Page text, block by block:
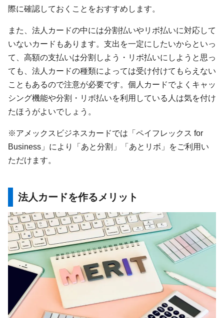
際に確認しておくことをおすすめします。
また、法人カードの中には分割払いやリボ払いに対応して
いないカードもあります。支出を一定にしたいからといっ
て、高額の支払いは分割しよう・リボ払いにしようと思っ
ても、法人カードの種類によっては受け付けてもらえない
こともあるので注意が必要です。個人カードでよくキャッ
シング機能や分割・リボ払いを利用している人は気を付け
たほうがよいでしょう。
※アメックスビジネスカードでは「ペイフレックス for
Business」により「あと分割」「あとリボ」をご利用い
ただけます。
法人カードを作るメリット